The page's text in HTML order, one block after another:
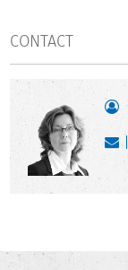
CONTACT